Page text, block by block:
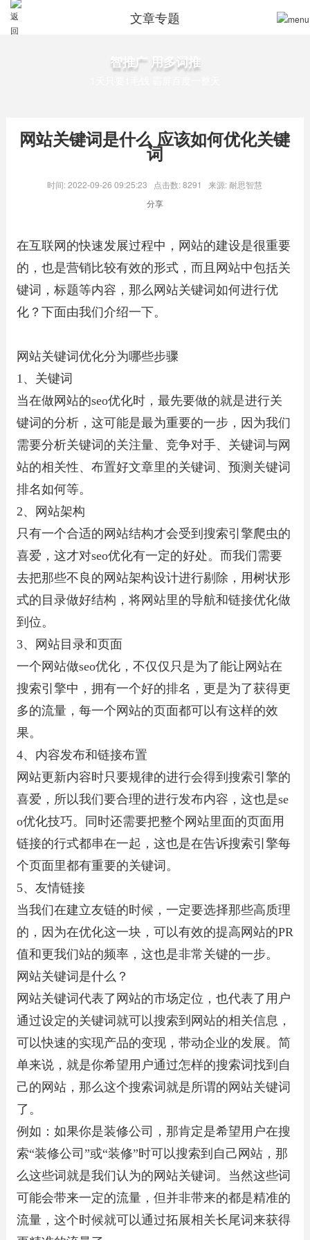
文章专题
智推广 用多词推
网站关键词是什么 应该如何优化关键
词
时间: 2022-09-26 09:25:23 点击数: 8291
来源: 耐思智慧
分享
在互联网的快速发展过程中，网站的建设是很重要
的，也是营销比较有效的形式，而且网站中包括关
键词，标题等内容，那么网站关键词如何进行优
化？下面由我们介绍一下。
网站关键词优化分为哪些步骤
1、关键词
当在做网站的seo优化时，最先要做的就是进行关
键词的分析，这可能是最为重要的一步，因为我们
需要分析关键词的关注量、竞争对手、关键词与网
站的相关性、布置好文章里的关键词、预测关键词
排名如何等。
2、网站架构
只有一个合适的网站结构才会受到搜索引擎爬虫的
喜爱，这才对seo优化有一定的好处。而我们需要
去把那些不良的网站架构设计进行剔除，用树状形
式的目录做好结构，将网站里的导航和链接优化做
到位。
3、网站目录和页面
一个网站做seo优化，不仅仅只是为了能让网站在
搜索引擎中，拥有一个好的排名，更是为了获得更
多的流量，每一个网站的页面都可以有这样的效
果。
4、内容发布和链接布置
网站更新内容时只要规律的进行会得到搜索引擎的
喜爱，所以我们要合理的进行发布内容，这也是se
o优化技巧。同时还需要把整个网站里面的页面用
链接的行式都串在一起，这也是在告诉搜索引擎每
个页面里都有重要的关键词。
5、友情链接
当我们在建立友链的时候，一定要选择那些高质理
的，因为在优化这一块，可以有效的提高网站的PR
值和更我们站的频率，这也是非常关键的一步。
网站关键词是什么？
网站关键词代表了网站的市场定位，也代表了用户
通过设定的关键词就可以搜索到网站的相关信息，
可以快速的实现产品的变现，带动企业的发展。简
单来说，就是你希望用户通过怎样的搜索词找到自
己的网站，那么这个搜索词就是所谓的网站关键词
了。
例如：如果你是装修公司，那肯定是希望用户在搜
索“装修公司”或“装修”时可以搜索到自己网站，那
么这些词就是我们认为的网站关键词。当然这些词
可能会带来一定的流量，但并非带来的都是精准的
流量，这个时候就可以通过拓展相关长尾词来获得